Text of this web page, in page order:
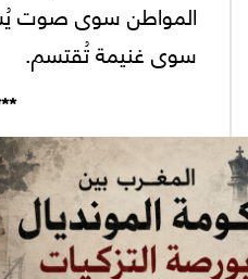
المواطن سوى صوت
سوى غنيمة تُقتسم.